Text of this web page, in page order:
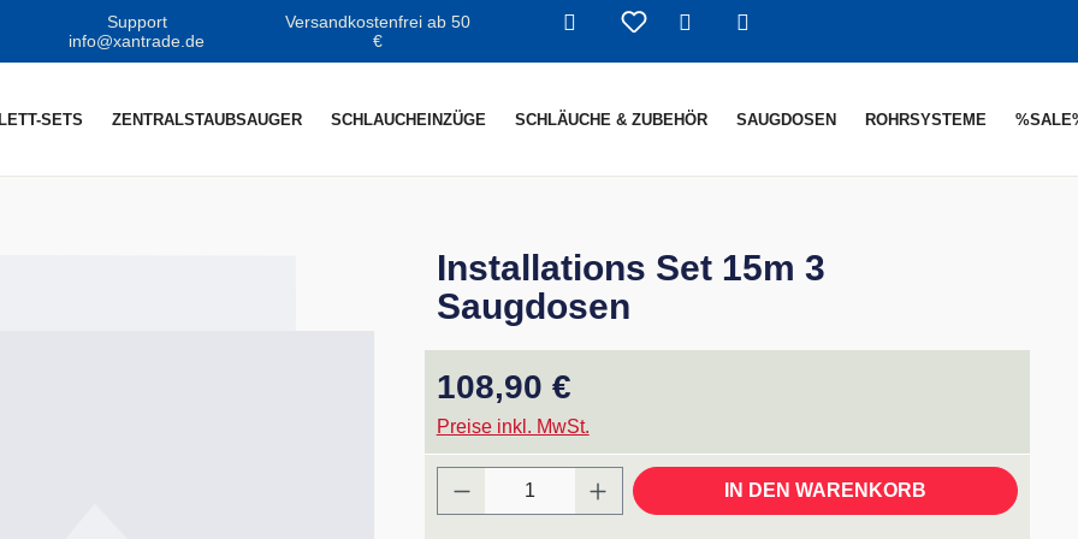
Support
info@xantrade.de
Versandkostenfrei ab 50
€
SETS ZENTRALSTAUBSAUGER SCHLAUCHEINZÜGE SCHLÄUCHE & ZUBEHÖR SAUGDOSEN ROHRSYSTEME
Installations Set 15m 3
Saugdosen
Regulärer Preis:
108,90 €
Preise inkl. MwSt.
Produkt Anzahl: Gib den gewünschten Wert ein
IN DEN WARENKORB